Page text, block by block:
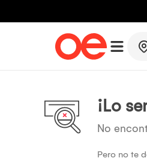
¡Lo
No
Pero no te